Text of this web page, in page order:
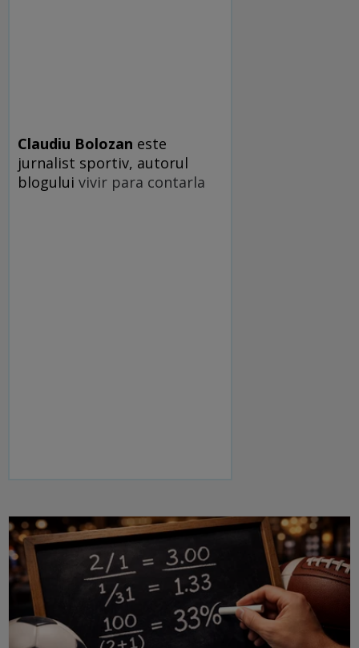
Claudiu Bolozan este
jurnalist sportiv, autorul
blogului vivir para contarla